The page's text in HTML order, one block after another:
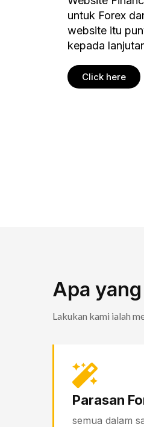
untuk Forex
website itu
kepada
Click here
Apa
Lakukan kami ialah
Parasan
semua dalam